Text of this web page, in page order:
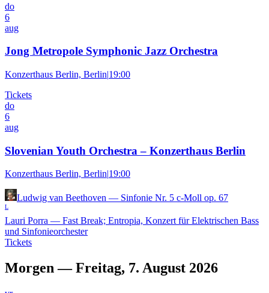
do
6
aug
Jong Metropole Symphonic Jazz Orchestra
Konzerthaus Berlin, Berlin|19:00
Tickets
do
6
aug
Slovenian Youth Orchestra – Konzerthaus Berlin
Konzerthaus Berlin, Berlin|19:00
Ludwig van Beethoven — Sinfonie Nr. 5 c-Moll op. 67
L
Lauri Porra — Fast Break; Entropia, Konzert für Elektrischen Bass
und Sinfonieorchester
Tickets
Morgen — Freitag, 7. August 2026